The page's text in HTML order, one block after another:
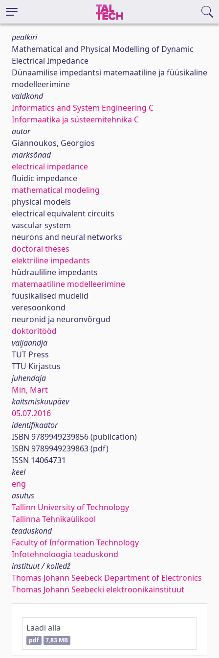
pealkiri
Mathematical and Physical Modelling of Dynamic
Electrical Impedance
Dünaamilise impedantsi matemaatiline ja füüsikaline
modelleerimine
valdkond
Informatics and System Engineering C
Informaatika ja süsteemitehnika C
autor
Giannoukos, Georgios
märksõnad
electrical impedance
fluidic impedance
mathematical modeling
physical models
electrical equivalent circuits
vascular system
neurons and neural networks
doctoral theses
elektriline impedants
hüdrauliline impedants
matemaatiline modelleerimine
füüsikalised mudelid
veresoonkond
neuronid ja neuronvõrgud
doktoritööd
väljaandja
TUT Press
TTÜ Kirjastus
juhendaja
Min, Mart
kaitsmiskuupäev
05.07.2016
identifikaator
ISBN 9789949239856 (publication)
ISBN 9789949239863 (pdf)
ISSN 14064731
keel
eng
asutus
Tallinn University of Technology
Tallinna Tehnikaülikool
teaduskond
Faculty of Information Technology
Infotehnoloogia teaduskond
instituut / kolledž
Thomas Johann Seebeck Department of Electronics
Thomas Johann Seebecki elektroonikainstituut
Laadi alla
pdf 7,83 MB